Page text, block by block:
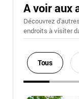
A voir aux
Découvrez
endroits à visiter
Tous